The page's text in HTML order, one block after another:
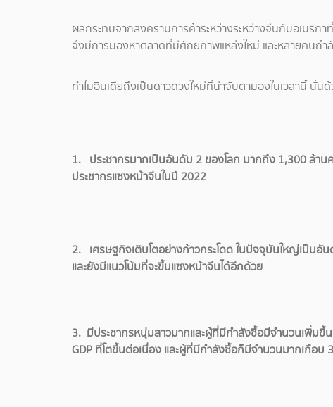
ผลกระทบจากสงครามการค้าระหว่างระหว่างจีนกับอเมริก
จึงมีการมองหาตลาดที่มีศักยภาพแหล่งใหม่ และหลายคนกำ
ทำไมอินเดียถึงเป็นดาวดวงใหม่ที่น่าจับตามองในเวลานี้ นั่
1. ประชากรมากเป็นอันดับ 2 ของโลก มากถึง 1,300 ล้าน
ประชากรแซงหน้าจีนในปี 2022
2. เศรษฐกิจเติบโตอย่างก้าวกระโดด ในปัจจุบันใหญ่เป็นอั
และยังมีแนวโน้มที่จะขึ้นแซงหน้าจีนได้อีกด้วย
3. มีประชากรหนุ่มสาวมากและผู้ที่มีกำลังซื้อมีจำนวนเพิ่ม
GDP ที่โตขึ้นต่อเนื่อง และผู้ที่มีกำลังซื้อก็มีจำนวนมากเกือบ